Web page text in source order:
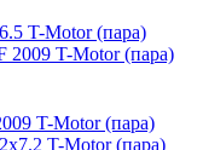
T-Motor (пара)
T-Motor (пара)